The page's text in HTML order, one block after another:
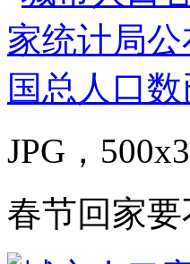
JPG，
春节回家